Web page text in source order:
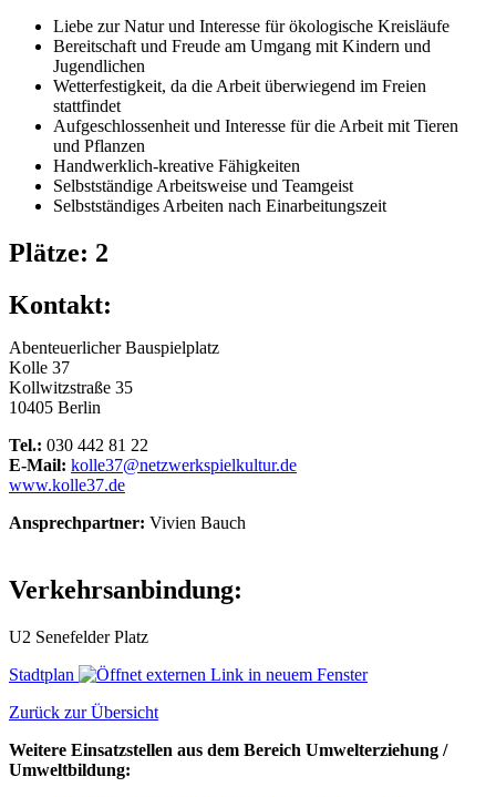
Liebe zur Natur und Interesse für ökologische Kreisläufe
Bereitschaft und Freude am Umgang mit Kindern und
Jugendlichen
Wetterfestigkeit, da die Arbeit überwiegend im Freien
stattfindet
Aufgeschlossenheit und Interesse für die Arbeit mit Tieren
und Pflanzen
Handwerklich-kreative Fähigkeiten
Selbstständige Arbeitsweise und Teamgeist
Selbstständiges Arbeiten nach Einarbeitungszeit
Plätze: 2
Kontakt:
Abenteuerlicher Bauspielplatz
Kolle 37
Kollwitzstraße 35
10405 Berlin
Tel.: 030 442 81 22
E-Mail: kolle37@netzwerkspielkultur.de
www.kolle37.de
Ansprechpartner: Vivien Bauch
Verkehrsanbindung:
U2 Senefelder Platz
Stadtplan
Zurück zur Übersicht
Weitere Einsatzstellen aus dem Bereich Umwelterziehung /
Umweltbildung: